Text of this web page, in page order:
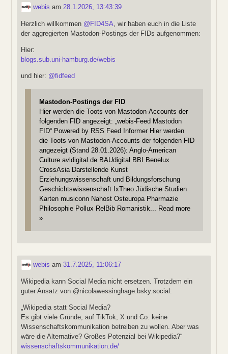
webis am28.1.2026, 13:43:39
Herzlich willkommen @ FID4SA, wir haben euch in die Liste
der aggregierten Mastodon-Postings der FIDs aufgenommen:
Hier:
blogs.sub.uni-hamburg.de/webis
und hier: @fidfeed
Mastodon-Postings der FID
Hier werden die Toots von Mastodon-Accounts der
folgenden FID angezeigt: „webis-Feed Mastodon
FID“ Powered by RSS Feed Informer Hier werden
die Toots von Mastodon-Accounts der folgenden FID
angezeigt (Stand 28.01.2026): Anglo-American
Culture avldigital.de BAUdigital BBI Benelux
CrossAsia Darstellende Kunst
Erziehungswissenschaft und Bildungsforschung
Geschichtswissenschaft IxTheo Jüdische Studien
Karten musiconn Nahost Osteuropa Pharmazie
Philosophie Pollux RelBib Romanistik... Read more
»
webis am31.7.2025, 11:06:17
Wikipedia kann Social Media nicht ersetzen. Trotzdem ein
guter Ansatz von @nicolawessinghage.bsky.social:
„Wikipedia statt Social Media?
Es gibt viele Gründe, auf TikTok, X und Co. keine
Wissenschaftskommunikation betreiben zu wollen. Aber was
wäre die Alternative? Großes Potenzial bei Wikipedia?“
wissenschaftskommunikation.de/